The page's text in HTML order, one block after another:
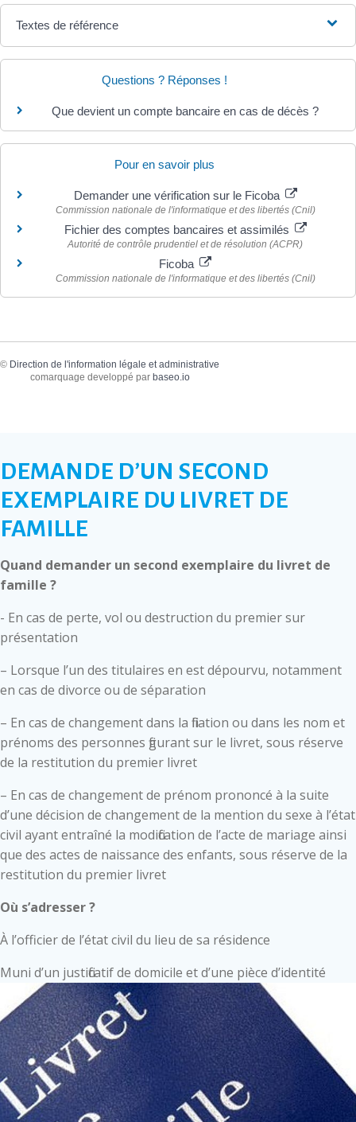
Textes de référence
Questions ? Réponses !
Que devient un compte bancaire en cas de décès ?
Pour en savoir plus
Demander une vérification sur le Ficoba
Commission nationale de l'informatique et des libertés (Cnil)
Fichier des comptes bancaires et assimilés
Autorité de contrôle prudentiel et de résolution (ACPR)
Ficoba
Commission nationale de l'informatique et des libertés (Cnil)
© Direction de l'information légale et administrative
comarquage developpé par baseo.io
DEMANDE D’UN SECOND
EXEMPLAIRE DU LIVRET DE
FAMILLE
Quand demander un second exemplaire du livret de
famille ?
- En cas de perte, vol ou destruction du premier sur
présentation
– Lorsque l’un des titulaires en est dépourvu, notamment
en cas de divorce ou de séparation
– En cas de changement dans la filiation ou dans les nom et
prénoms des personnes figurant sur le livret, sous réserve
de la restitution du premier livret
– En cas de changement de prénom prononcé à la suite
d’une décision de changement de la mention du sexe à l’état
civil ayant entraîné la modification de l’acte de mariage ainsi
que des actes de naissance des enfants, sous réserve de la
restitution du premier livret
Où s’adresser ?
À l’officier de l’état civil du lieu de sa résidence
Muni d’un justificatif de domicile et d’une pièce d’identité